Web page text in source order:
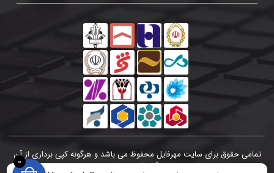
تمامی حقوق برای سایت مهرفایل محفوظ می باشد و هرگونه کپی برداری از آن
پیگرد قانونی دارد.
0